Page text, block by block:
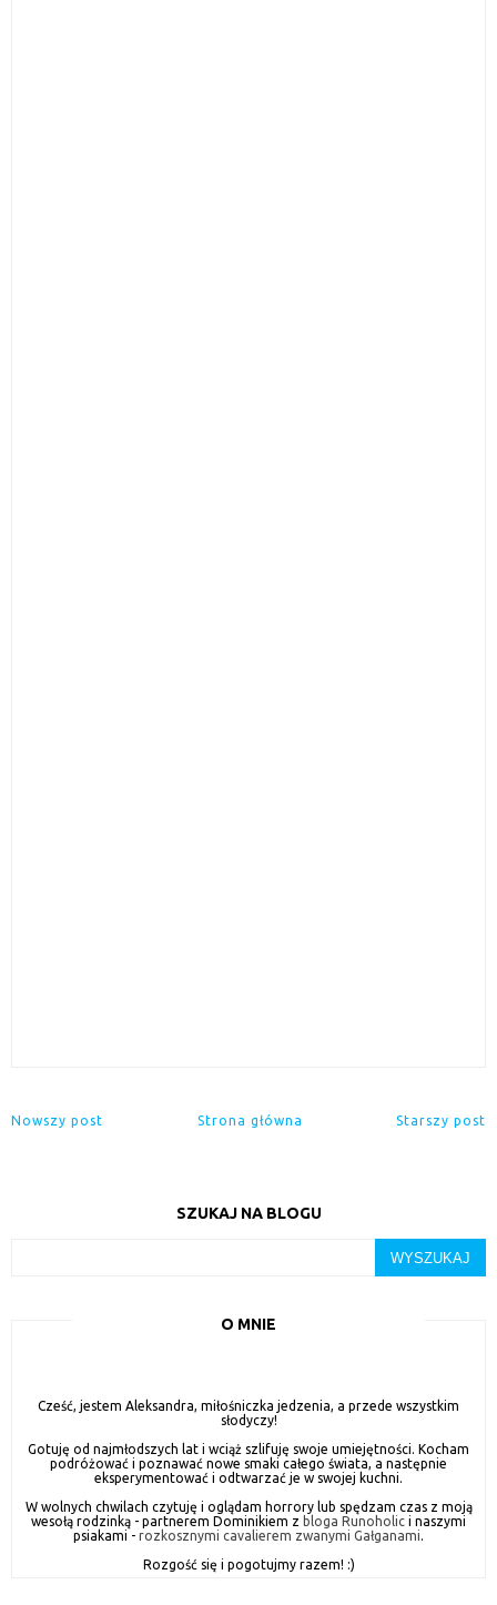
Nowszy post Starszy post
Strona główna
SZUKAJ NA BLOGU
O MNIE
Cześć, jestem Aleksandra, miłośniczka jedzenia, a przede wszystkim
słodyczy!
Gotuję od najmłodszych lat i wciąż szlifuję swoje umiejętności. Kocham
podróżować i poznawać nowe smaki całego świata, a następnie
eksperymentować i odtwarzać je w swojej kuchni.
W wolnych chwilach czytuję i oglądam horrory lub spędzam czas z moją
wesołą rodzinką - partnerem Dominikiem z bloga Runoholic i naszymi
psiakami - rozkosznymi cavalierem zwanymi Gałganami
Rozgość się i pogotujmy razem! :)